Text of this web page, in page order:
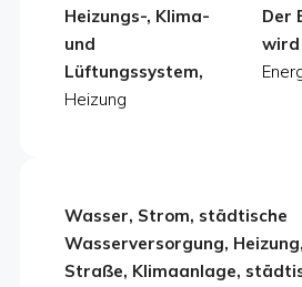
Heizungs-, Klima-
und
Lüftungssystem,
Heizung
Der
Wasser, Strom, städtische
Wasserversorgung,
Straße, Klimaanlage,